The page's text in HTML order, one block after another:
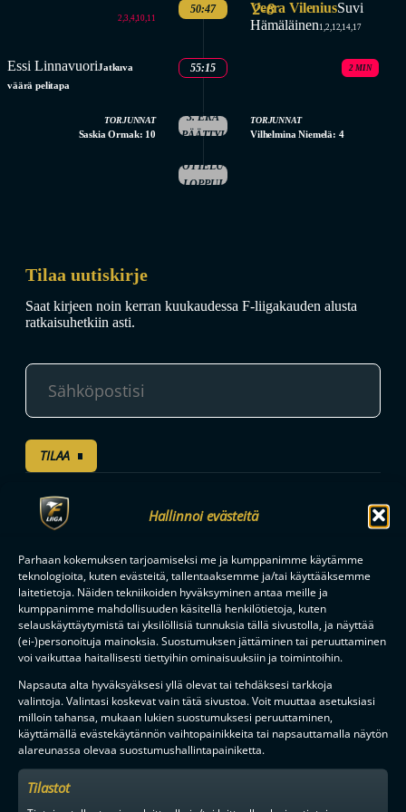
Hallinnoi evästeitä
Parhaan kokemuksen tarjoamiseksi me ja kumppanimme käytämme
teknologioita, kuten evästeitä, tallentaaksemme ja/tai käyttääksemme
laitetietoja. Näiden tekniikoiden hyväksyminen antaa meille ja
kumppanimme mahdollisuuden käsitellä henkilötietoja, kuten
selauskäyttäytymistä tai yksilöllisiä tunnuksia tällä sivustolla, ja näyttää
(ei-)personoituja mainoksia. Suostumuksen jättäminen tai peruuttaminen
voi vaikuttaa haitallisesti tiettyihin ominaisuuksiin ja toimintoihin.
Napsauta alta hyväksyäksesi yllä olevat tai tehdäksesi tarkkoja
valintoja. Valintasi koskevat vain tätä sivustoa. Voit muuttaa asetuksiasi
milloin tahansa, mukaan lukien suostumuksesi peruuttaminen,
käyttämällä evästekäytännön vaihtopainikkeita tai napsauttamalla näytön
alareunassa olevaa suostumushallintapainiketta.
Tilastot
2,3,4,10,11
50:47 2-8
Veera VileniusSuvi
Hämäläinen 1,2,12,14,17
Essi LinnavuoriJatkuva
väärä pelitapa
2 MIN
55:15
TORJUNNAT
Saskia Ormak: 10
3. ERÄ
PÄÄTTYI
TORJUNNAT
Vilhelmina Niemelä: 4
OTTELU
LOPPUI
Tilaa uutiskirje
Saat kirjeen noin kerran kuukaudessa F-liigakauden alusta
ratkaisuhetkiin asti.
TILAA
F-LIIGANKUMPPANIT